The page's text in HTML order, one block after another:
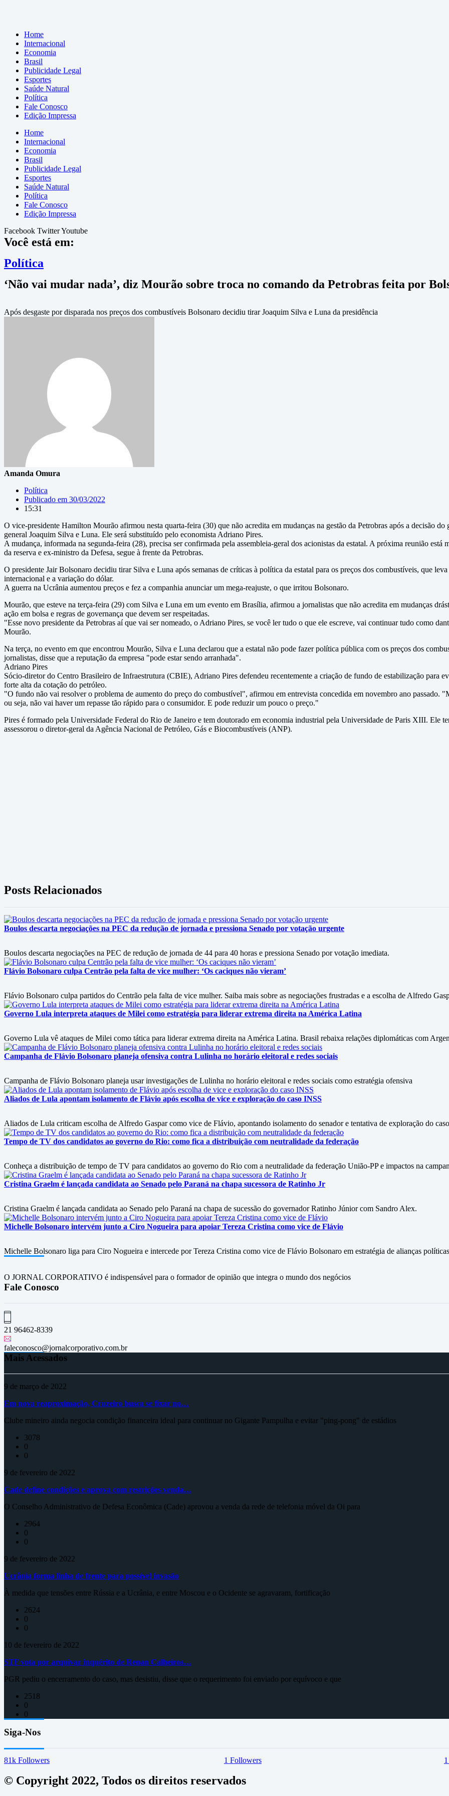
Home
Internacional
Economia
Brasil
Publicidade Legal
Esportes
Saúde Natural
Política
Fale Conosco
Edição Impressa
Home
Internacional
Economia
Brasil
Publicidade Legal
Esportes
Saúde Natural
Política
Fale Conosco
Edição Impressa
Facebook TwitterYoutube
Você está em:
Política
‘Não vai mudar nada’, diz Mourão sobre troca no comando da Petrobras feita por
Após desgaste por disparada nos preços dos combustíveis Bolsonaro decidiu tirar Joaquim Silva e Luna da presidência
Amanda Omura
Política
Publicado em 30/03/2022
15:31
O vice-presidente Hamilton Mourão afirmou nesta quarta-feira (30) que não acredita em mudanças na gestão da Petrobras após a decisão
general Joaquim Silva e Luna. Ele será substituído pelo economista Adriano Pires.
A mudança, informada na segunda-feira (28), precisa ser confirmada pela assembleia-geral dos acionistas da estatal. A próxima reunião
da reserva e ex-ministro da Defesa, segue à frente da Petrobras.
O presidente Jair Bolsonaro decidiu tirar Silva e Luna após semanas de críticas à política da estatal para os preços dos combustíveis, que
internacional e a variação do dólar.
A guerra na Ucrânia aumentou preços e fez a companhia anunciar um mega-reajuste, o que irritou Bolsonaro.
Mourão, que esteve na terça-feira (29) com Silva e Luna em um evento em Brasília, afirmou a jornalistas que não acredita em mudanças
ação em bolsa e regras de governança que devem ser respeitadas.
"Esse novo presidente da Petrobras aí que vai ser nomeado, o Adriano Pires, se você ler tudo o que ele escreve, vai continuar tudo como
Mourão.
Na terça, no evento em que encontrou Mourão, Silva e Luna declarou que a estatal não pode fazer política pública com os preços dos
jornalistas, disse que a reputação da empresa "pode estar sendo arranhada".
Adriano Pires
Sócio-diretor do Centro Brasileiro de Infraestrutura (CBIE), Adriano Pires defendeu recentemente a criação de fundo de estabilização para
forte alta da cotação do petróleo.
"O fundo não vai resolver o problema de aumento do preço do combustível", afirmou em entrevista concedida em novembro ano passado.
ou seja, não vai haver um repasse tão rápido para o consumidor. E pode reduzir um pouco o preço."
Pires é formado pela Universidade Federal do Rio de Janeiro e tem doutorado em economia industrial pela Universidade de Paris XIII. Ele
assessorou o diretor-geral da Agência Nacional de Petróleo, Gás e Biocombustíveis (ANP).
Posts Relacionados
Boulos descarta negociações na PEC da redução de jornada e pressiona Senado por votação urgente
Boulos descarta negociações na PEC de redução de jornada de 44 para 40 horas e pressiona Senado por votação imediata.
Flávio Bolsonaro culpa Centrão pela falta de vice mulher: ‘Os caciques não vieram’
Flávio Bolsonaro culpa partidos do Centrão pela falta de vice mulher. Saiba mais sobre as negociações frustradas e a escolha de Alfredo
Governo Lula interpreta ataques de Milei como estratégia para liderar extrema direita na América Latina
Governo Lula vê ataques de Milei como tática para liderar extrema direita na América Latina. Brasil rebaixa relações diplomáticas com
Campanha de Flávio Bolsonaro planeja ofensiva contra Lulinha no horário eleitoral e redes sociais
Campanha de Flávio Bolsonaro planeja usar investigações de Lulinha no horário eleitoral e redes sociais como estratégia ofensiva
Aliados de Lula apontam isolamento de Flávio após escolha de vice e exploração do caso INSS
Aliados de Lula criticam escolha de Alfredo Gaspar como vice de Flávio, apontando isolamento do senador e tentativa de exploração do
Tempo de TV dos candidatos ao governo do Rio: como fica a distribuição com neutralidade da federação
Conheça a distribuição de tempo de TV para candidatos ao governo do Rio com a neutralidade da federação União-PP e impactos na
Cristina Graelm é lançada candidata ao Senado pelo Paraná na chapa sucessora de Ratinho Jr
Cristina Graelm é lançada candidata ao Senado pelo Paraná na chapa de sucessão do governador Ratinho Júnior com Sandro Alex.
Michelle Bolsonaro intervém junto a Ciro Nogueira para apoiar Tereza Cristina como vice de Flávio
Michelle Bolsonaro liga para Ciro Nogueira e intercede por Tereza Cristina como vice de Flávio Bolsonaro em estratégia de alianças
O JORNAL CORPORATIVO é indispensável para o formador de opinião que integra o mundo dos negócios
Fale Conosco
21 96462-8339
faleconosco@jornalcorporativo.com.br
Mais Acessados
9 de março de 2022
Em nova reaproximação, Cruzeiro busca se fixar no…
Clube mineiro ainda negocia condição financeira ideal para continuar no Gigante Pampulha e evitar "ping-pong" de estádios
3078
0
0
9 de fevereiro de 2022
Cade define condições e aprova com restrições venda…
O Conselho Administrativo de Defesa Econômica (Cade) aprovou a venda da rede de telefonia móvel da Oi para
2964
0
0
9 de fevereiro de 2022
Ucrânia forma linha de frente para possível invasão
À medida que tensões entre Rússia e a Ucrânia, e entre Moscou e o Ocidente se agravaram, fortificação
2624
0
0
10 de fevereiro de 2022
STF vota por arquivar inquérito de Renan Calheiros…
PGR pediu o encerramento do caso, mas desistiu, disse que o requerimento foi enviado por equívoco e que
2518
0
0
Siga-Nos
81k Followers 1 Followers 1
© Copyright 2022, Todos os direitos reservados